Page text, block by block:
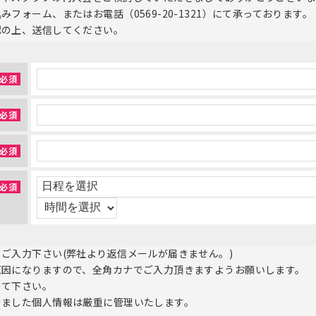
フォーム、またはお電話（0569-20-1321）にて承っております。
上、送信してください。
必須
必須
必須
必須
入力下さい(弊社より返信メールが届きません。)
になりますので、全角カナでご入力頂きますようお願いします。
下さい。
した個人情報は厳重に管理いたします。